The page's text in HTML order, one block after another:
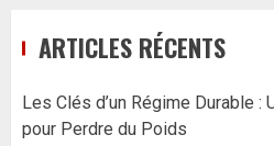
ARTICLES RÉCENTS
Les Clés d’un Régime Durable :
pour Perdre du Poids